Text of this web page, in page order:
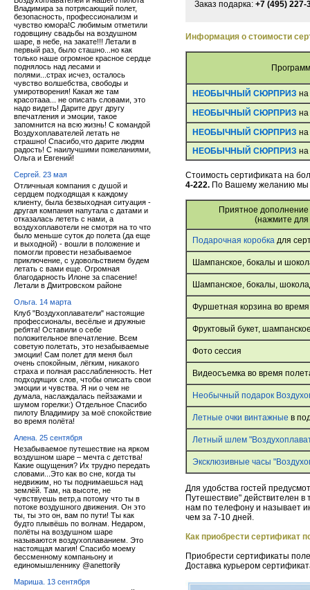
Владимира за потрясающий полет,
безопасность, профессионализм и
чувство юмора!С любимым отметили
годовщину свадьбы на воздушном
шаре, в небе, на закате!!! Летали в
первый раз, было сташно...но как
только наше огромное красное сердце
поднялось над лесами и
полями...страх исчез, осталось
чувство волшебства, свободы и
умиротворения! Какая же там
красотааа... не описать словами, это
надо видеть! Дарите друг другу
впечатления и эмоции, такое
запомнится на всю жизнь! С командой
Воздухоплавателей летать не
страшно! Спасибо,что дарите людям
радость! С наилучшими пожеланиями,
Ольга и Евгений!
Сергей. 23 мая
Отличныая компания с душой и
сердцем подходящая к каждому
клиенту, была безвыходная ситуация -
другая компания напутала с датами и
отказалась лететь с нами, а
воздухоплавотели не смотря на то что
было меньше суток до полета (да еще
и выходной) - вошли в положение и
помогли провести незабываемое
приключение, с удовольствием будем
летать с вами еще. Огромная
благодарность Илоне за спасение!
Летали в Дмитровском районе
Ольга. 14 марта
Клуб "Воздухоплаватели" настоящие
профессионалы, весёлые и дружные
ребята! Оставили о себе
положительное впечатление. Всем
советую полетать, это незабываемые
эмоции! Сам полет для меня был
очень спокойным, лёгким, никакого
страха и полная расслабленность. Нет
подходящих слов, чтобы описать свои
эмоции и чувства. Я ни о чем не
думала, наслаждалась пейзажами и
шумом горелки:) Отдельное Спасибо
пилоту Владимиру за моё спокойствие
во время полёта!
Алена. 25 сентября
Незабываемое путешествие на ярком
воздушном шаре – мечта с детства!
Какие ощущения? Их трудно передать
словами...Это как во сне, когда ты
недвижим, но ты поднимаешься над
землёй. Там, на высоте, не
чувствуешь ветр,а потому что ты в
потоке воздушного движения. Он это
ты, ты это он, вам по пути! Ты как
будто плывёшь по волнам. Недаром,
полёты на воздушном шаре
называются воздухоплаванием. Это
настоящая магия! Спасибо моему
бессменному компаньону и
единомышленнику @anettorily
Мариша. 13 сентября
Заказ подарка: +7 (495) 227-
Информация о стоимости
НЕОБЫЧНЫЙ СЮРПРИЗ
НЕОБЫЧНЫЙ СЮРПРИЗ
НЕОБЫЧНЫЙ СЮРПРИЗ
НЕОБЫЧНЫЙ СЮРПРИЗ
Стоимость сертификата на
4-222. По Вашему желанию мы
Приятное
(нажмите
Подарочная коробка для
Шампанское, бокалы и
Шампанское, бокалы,
Фуршетная корзина во
Фруктовый букет,
Фото сессия
Видеосъемка во время
Необычный подарок
Летные очки винтажные в
Летный шлем
Эксклюзивные часы
Для удобства гостей
Путешествие" действителен в
нам по телефону и называет
чем за 7-10 дней.
Как приобрести сертификат
Приобрести сертификаты
Доставка курьером